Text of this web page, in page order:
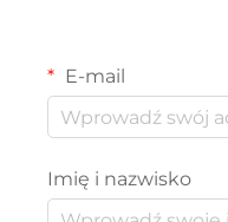
E-mail
Imię i nazwisko